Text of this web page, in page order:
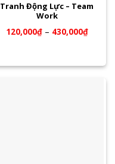
Tranh Động Lực – Team
Work
120,000₫– 430,000₫